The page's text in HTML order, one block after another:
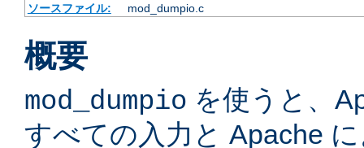
ソースファイル:
mod_dumpio.c
概要
mod_dumpio を使うと、
すべての入力と Apache